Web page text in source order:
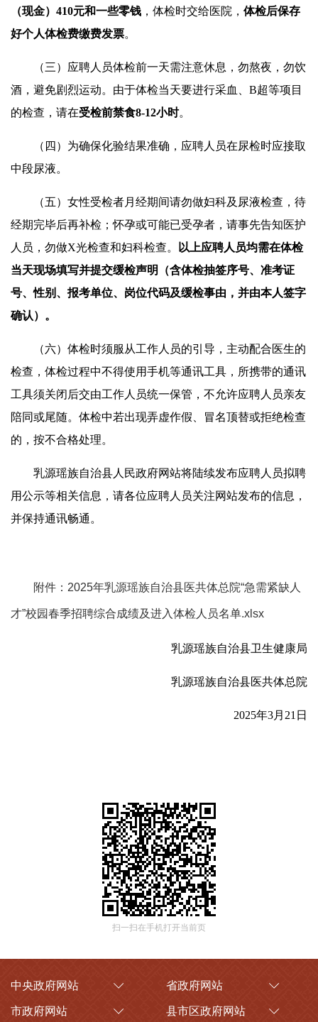
（现金）410元和一些零钱 ，体检时交给医院， 体检后保存
好个人体检费缴费发票。
（三）应聘人员体检前一天需注意休息，勿熬夜，勿饮
酒，避免剧烈运动。由于体检当天要进行采血、B超等项目
的检查，请在受检前禁食8-12小时。
（四）为确保化验结果准确，应聘人员在尿检时应接取
中段尿液。
（五）女性受检者月经期间请勿做妇科及尿液检查，待
经期完毕后再补检；怀孕或可能已受孕者，请事先告知医护
人员，勿做X光检查和妇科检查。
以上应聘人员均需在体检
当天现场填写并提交缓检声明（含体检抽签序号、准考证
号、性别、报考单位、岗位代码及缓检事由，并由本人签字
确认）。
（六）体检时须服从工作人员的引导，主动配合医生的
检查，体检过程中不得使用手机等通讯工具，所携带的通讯
工具须关闭后交由工作人员统一保管，不允许应聘人员亲友
陪同或尾随。体检中若出现弄虚作假、冒名顶替或拒绝检查
的，按不合格处理。
乳源瑶族自治县人民政府网站将陆续发布应聘人员拟聘
用公示等相关信息，请各位应聘人员关注网站发布的信息，
并保持通讯畅通。
附件：2025年乳源瑶族自治县医共体总院“急需紧缺人
才”校园春季招聘综合成绩及进入体检人员名单.xlsx
乳源瑶族自治县卫生健康局
乳源瑶族自治县医共体总院
2025年3月21日
扫一扫在手机打开当前页
中央政府网站 省政府网站
市政府网站 县市区政府网站